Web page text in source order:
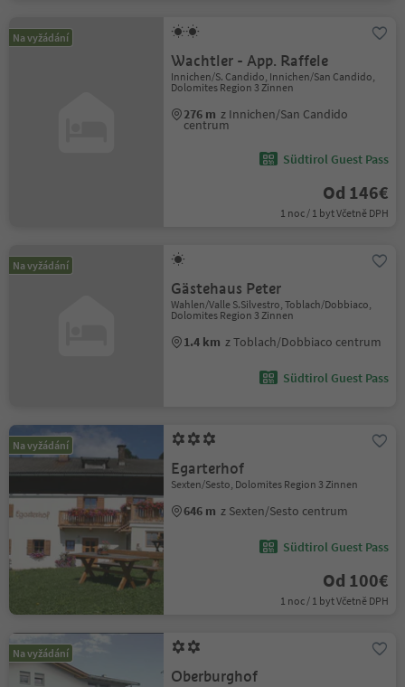
Na vyžádání
Wachtler - App. Raffele
Innichen/S. Candido, Innichen/San Candido,
Dolomites Region 3 Zinnen
276 m z Innichen/San Candido
centrum
Südtirol Guest Pass
Od 146€
1 noc / 1 byt Včetně DPH
Na vyžádání
Gästehaus Peter
Wahlen/Valle S.Silvestro, Toblach/Dobbiaco,
Dolomites Region 3 Zinnen
1.4 km z Toblach/Dobbiaco centrum
Südtirol Guest Pass
Na vyžádání
Egarterhof
Sexten/Sesto, Dolomites Region 3 Zinnen
646 m z Sexten/Sesto centrum
Südtirol Guest Pass
Od 100€
1 noc / 1 byt Včetně DPH
Na vyžádání
Oberburghof